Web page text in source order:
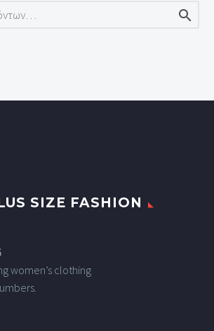

SIZE FASHION
women’s clothing